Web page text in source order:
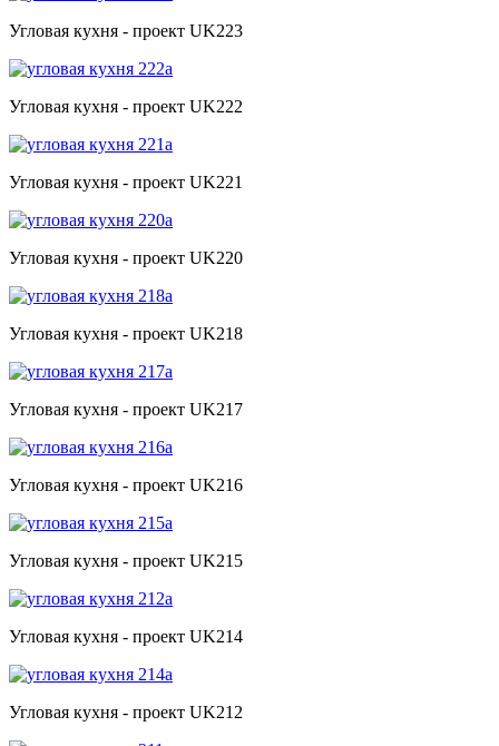
Угловая кухня - проект UK223
Угловая кухня - проект UK222
Угловая кухня - проект UK221
Угловая кухня - проект UK220
Угловая кухня - проект UK218
Угловая кухня - проект UK217
Угловая кухня - проект UK216
Угловая кухня - проект UK215
Угловая кухня - проект UK214
Угловая кухня - проект UK212